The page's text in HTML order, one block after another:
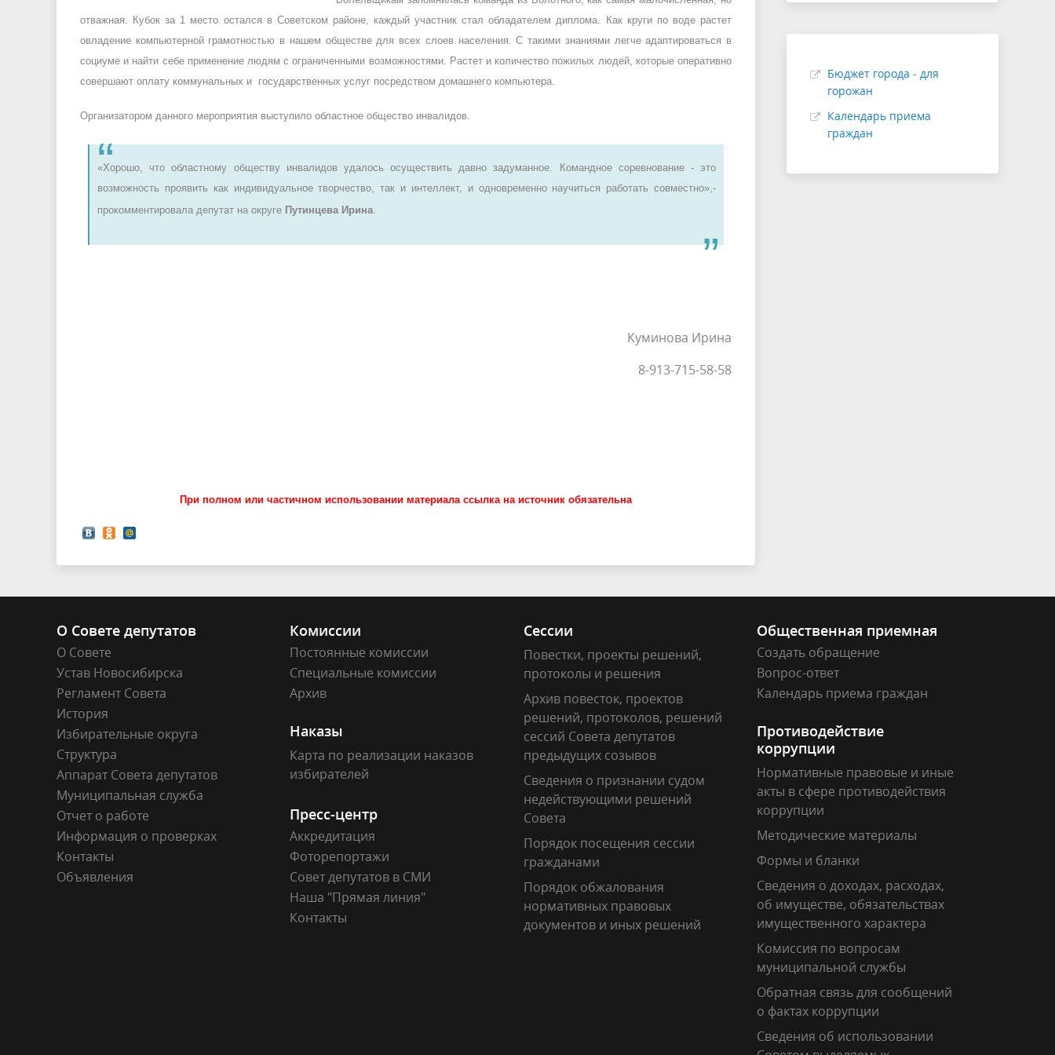
отважная. Кубок за 1 место остался в Советском районе, каждый участник стал обладателем диплома. Как круги по воде растет
овладение компьютерной грамотностью в нашем обществе для всех слоев населения. С такими знаниями легче адаптироваться в
социуме и найти себе применение людям с ограниченными возможностями. Растет и количество пожилых людей, которые оперативно
совершают оплату коммунальных и государственных услуг посредством домашнего компьютера.
Организатором данного мероприятия выступило областное общество инвалидов.
«Хорошо, что областному обществу инвалидов удалось осуществить давно задуманное. Командное соревнование - это
возможность проявить как индивидуальное творчество, так и интеллект, и одновременно научиться работать совместно»,-
прокомментировала депутат на округе Путинцева Ирина.
Куминова Ирина
8-913-715-58-58
При полном или частичном использовании материала ссылка на источник обязательна
Бюджет города - для
горожан
Календарь приема
граждан
О Совете депутатов
О Совете
Устав Новосибирска
Регламент Совета
История
Избирательные округа
Структура
Аппарат Совета депутатов
Муниципальная служба
Отчет о работе
Информация о проверках
Контакты
Объявления
Комиссии
Постоянные комиссии
Специальные комиссии
Архив
Сессии
Повестки, проекты решений,
протоколы и решения
Архив повесток, проектов
решений, протоколов, решений
сессий Совета депутатов
предыдущих созывов
Сведения о признании судом
недействующими решений
Совета
Порядок посещения сессии
гражданами
Порядок обжалования
нормативных правовых
документов и иных решений
Общественная приемная
Создать обращение
Вопрос-ответ
Календарь приема граждан
Наказы
Карта по реализации наказов
избирателей
Противодействие
коррупции
Нормативные правовые и иные
акты в сфере противодействия
коррупции
Методические материалы
Формы и бланки
Сведения о доходах, расходах,
об имуществе, обязательствах
имущественного характера
Комиссия по вопросам
муниципальной службы
Обратная связь для сообщений
о фактах коррупции
Сведения об использовании
Пресс-центр
Аккредитация
Фоторепортажи
Совет депутатов в СМИ
Наша "Прямая линия"
Контакты